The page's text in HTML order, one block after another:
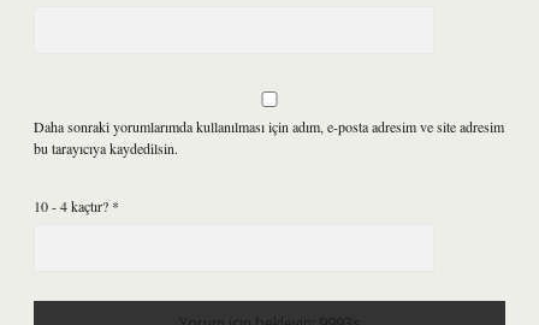
Daha sonraki yorumlarımda kullanılması için adım, e-posta adresim ve site adresim
bu tarayıcıya kaydedilsin.
10 - 4 kaçtır? *